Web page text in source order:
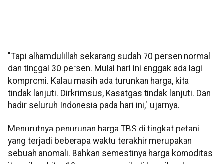
"Tapi alhamdulillah sekarang sudah 70 persen normal
dan tinggal 30 persen. Mulai hari ini enggak ada lagi
kompromi. Kalau masih ada turunkan harga, kita
tindak lanjuti. Dirkrimsus, Kasatgas tindak lanjuti. Dan
hadir seluruh Indonesia pada hari ini," ujarnya.
Menurutnya penurunan harga TBS di tingkat petani
yang terjadi beberapa waktu terakhir merupakan
sebuah anomali. Bahkan semestinya harga komoditas